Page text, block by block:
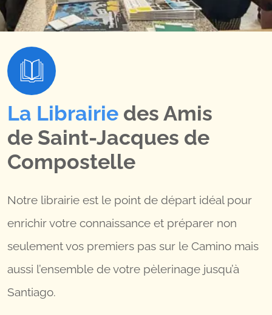
La Librairie des Amis
de Saint-Jacques de
Compostelle
Notre librairie est le point de départ idéal pour
enrichir votre connaissance et préparer non
seulement vos premiers pas sur le Camino mais
aussi l’ensemble de votre pèlerinage jusqu’à
Santiago.